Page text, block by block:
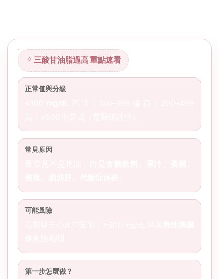
三酸甘油脂過高 重點速看
三酸甘油脂過高 重點速看
正常值與分級
常見原因
可能風險
第一步怎麼做？